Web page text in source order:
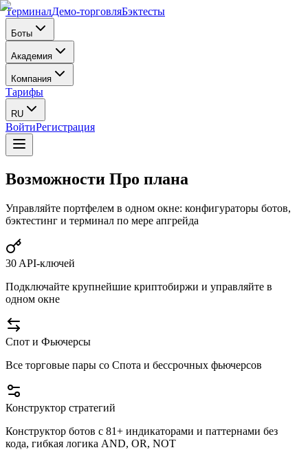
ТерминалДемо-торговляБэктесты
Боты
Академия
Компания
Тарифы
RU
ВойтиРегистрация
Возможности Про плана
Управляйте портфелем в одном окне: конфигураторы ботов,
бэктестинг и терминал по мере апгрейда
30 API-ключей
Подключайте крупнейшие криптобиржи и управляйте в
одном окне
Спот и Фьючерсы
Все торговые пары со Спота и бессрочных фьючерсов
Конструктор стратегий
Конструктор ботов с 81+ индикаторами и паттернами без
кода, гибкая логика AND, OR, NOT